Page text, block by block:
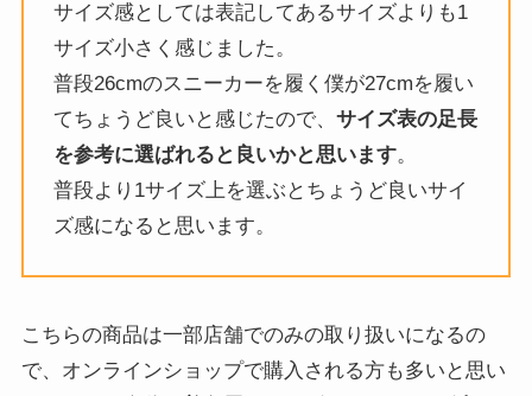
サイズ感としては表記してあるサイズよりも1
サイズ小さく感じました。
普段26cmのスニーカーを履く僕が27cmを履い
てちょうど良いと感じたので、サイズ表の足長
を参考に選ばれると良いかと思います。
普段より1サイズ上を選ぶとちょうど良いサイ
ズ感になると思います。
こちらの商品は一部店舗でのみの取り扱いになるの
で、オンラインショップで購入される方も多いと思い